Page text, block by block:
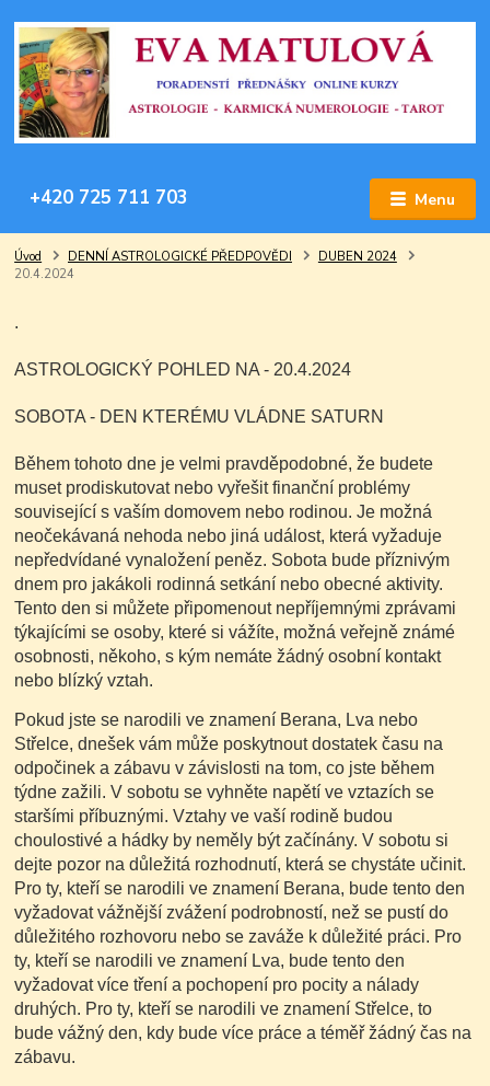
Menu
+420 725 711 703
Úvod DENNÍ ASTROLOGICKÉ PŘEDPOVĚDI
DUBEN 2024
20.4.2024
.
ASTROLOGICKÝ POHLED NA - 20.4.2024
SOBOTA - DEN KTERÉMU VLÁDNE SATURN
Během tohoto dne je velmi pravděpodobné, že budete
muset prodiskutovat nebo vyřešit finanční problémy
související s vaším domovem nebo rodinou. Je možná
neočekávaná nehoda nebo jiná událost, která vyžaduje
nepředvídané vynaložení peněz. Sobota bude příznivým
dnem pro jakákoli rodinná setkání nebo obecné aktivity.
Tento den si můžete připomenout nepříjemnými zprávami
týkajícími se osoby, které si vážíte, možná veřejně známé
osobnosti, někoho, s kým nemáte žádný osobní kontakt
nebo blízký vztah.
Pokud jste se narodili ve znamení Berana, Lva nebo
Střelce, dnešek vám může poskytnout dostatek času na
odpočinek a zábavu v závislosti na tom, co jste během
týdne zažili. V sobotu se vyhněte napětí ve vztazích se
staršími příbuznými. Vztahy ve vaší rodině budou
choulostivé a hádky by neměly být začínány. V sobotu si
dejte pozor na důležitá rozhodnutí, která se chystáte učinit.
Pro ty, kteří se narodili ve znamení Berana, bude tento den
vyžadovat vážnější zvážení podrobností, než se pustí do
důležitého rozhovoru nebo se zaváže k důležité práci. Pro
ty, kteří se narodili ve znamení Lva, bude tento den
vyžadovat více tření a pochopení pro pocity a nálady
druhých. Pro ty, kteří se narodili ve znamení Střelce, to
bude vážný den, kdy bude více práce a téměř žádný čas na
zábavu.